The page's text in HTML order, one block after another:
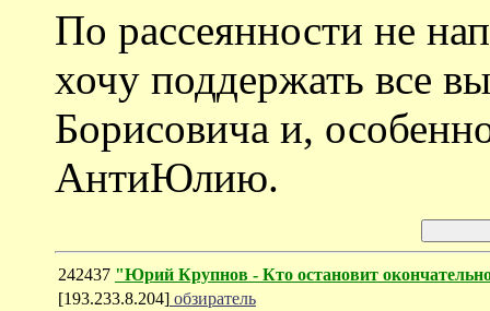
По рассеянности не
хочу поддержать все
Борисовича и,
АнтиЮлию.
242437 "Юрий Крупнов - Кто остановит
[193.233.8.204] обзиратель